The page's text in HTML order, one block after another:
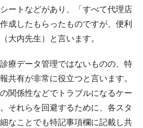
ートなどがあり、「すべて代理店
成したもらったものですが、便利
大内先生）と言います。
療データ管理ではないものの、特
共有が非常に役立つと言います。
関係性などでトラブルになるケー
それらを回避するために、各スタ
なことでも特記事項欄に記載し共